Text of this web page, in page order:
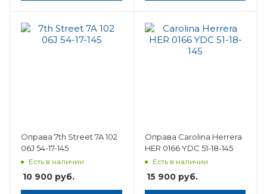
Оправа 7th Street 7A 102
06J 54-17-145
Есть в наличии
10 900 руб.
Оправа Carolina Herrera
HER 0166 YDC 51-18-145
Есть в наличии
15 900руб.